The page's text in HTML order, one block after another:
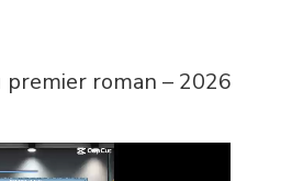
premier roman – 2026